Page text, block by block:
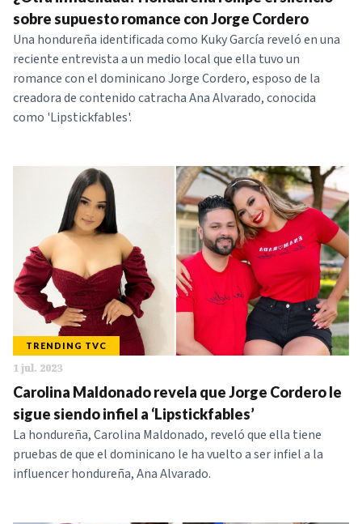
NOTICIAS
SERIES
sobre supuesto romance con Jorge Cordero
Una hondureña identificada como Kuky García reveló en una
reciente entrevista a un medio local que ella tuvo un
romance con el dominicano Jorge Cordero, esposo de la
creadora de contenido catracha Ana Alvarado, conocida
como 'Lipstickfables'.
TRENDING TVC
1 jul. 2023
Carolina Maldonado revela que Jorge Cordero le
sigue siendo infiel a ‘Lipstickfables’
La hondureña, Carolina Maldonado, reveló que ella tiene
pruebas de que el dominicano le ha vuelto a ser infiel a la
influencer hondureña, Ana Alvarado.